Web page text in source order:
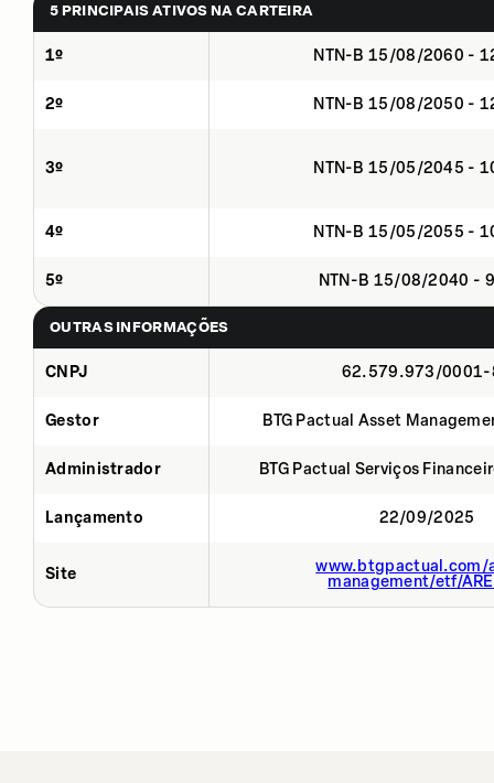
5 PRINCIPAIS ATIVOS NA CARTEIRA
1º NTN-B 15/08/2060 -
2º NTN-B 15/08/2050 -
3º NTN-B 15/05/2045 -
4º NTN-B 15/05/2055 -
5º NTN-B 15/08/2040 -
OUTRAS INFORMAÇÕES
CNPJ 62.579.973/0001-
Gestor BTG Pactual Asset
Administrador BTG Pactual Serviços
Lançamento 22/09/2025
Site
www.btgpactual.com/
management/etf/